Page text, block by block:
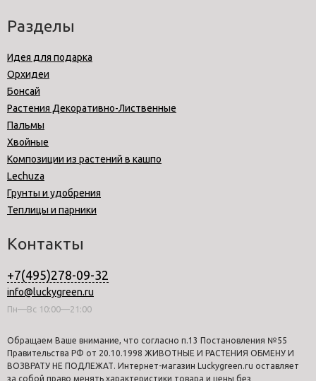
Разделы
Идея для подарка
Орхидеи
Бонсай
Растения Декоративно-Лиственные
Пальмы
Хвойные
Композиции из растений в кашпо
Lechuza
Грунты и удобрения
Теплицы и парники
Контакты
+7(495)278-09-32
info@luckygreen.ru
Пн—Вс 10:00—21:00
Обращаем Ваше внимание, что согласно п.13 Постановления №55
Правительства РФ от 20.10.1998 ЖИВОТНЫЕ И РАСТЕНИЯ ОБМЕНУ И
ВОЗВРАТУ НЕ ПОДЛЕЖАТ. Интернет-магазин Luckygreen.ru оставляет
за собой право менять характеристики товара и цены без